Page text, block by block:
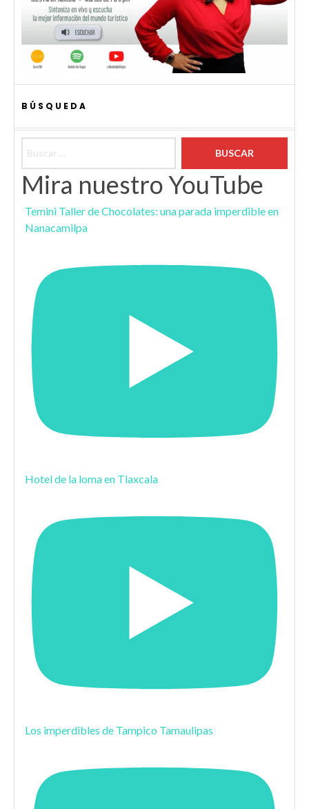
BÚSQUEDA
Mira nuestro YouTube
Temini Taller de Chocolates: una parada imperdible en
Nanacamilpa
Hotel de la loma en Tlaxcala
Los imperdibles de Tampico Tamaulipas